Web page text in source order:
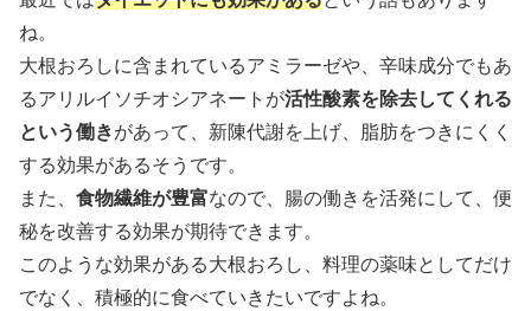
ね。
大根おろしに含まれているアミラーゼや、辛味成分でもあ
るアリルイソチオシアネートが活性酸素を除去してくれる
という働きがあって、新陳代謝を上げ、脂肪をつきにくく
する効果があるそうです。
また、 食物繊維が豊富なので、腸の働きを活発にして、便
秘を改善する効果が期待できます。
このような効果がある大根おろし、料理の薬味としてだけ
でなく、積極的に食べていきたいですよね。